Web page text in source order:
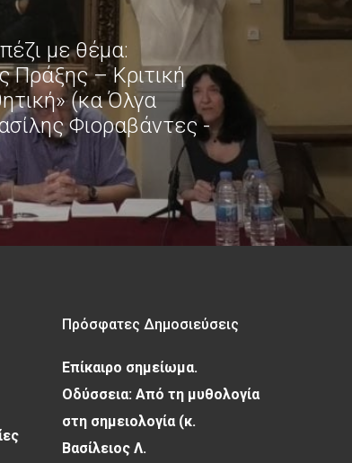
με θέμα:
Πράξης – Κριτική
(κα Όλγα
Φιοραβάντες -
Πρόσφατες Δημοσιεύσεις
Επίκαιρο σημείωμα.
Οδύσσεια: Από τη μυθολογία
στη σημειολογία (κ.
Βασίλειος Λ.